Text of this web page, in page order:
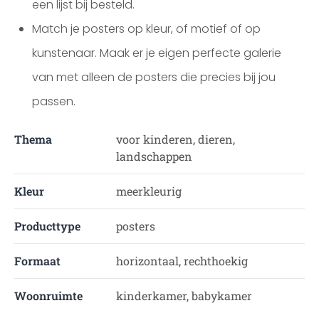
een lijst bij besteld.
Match je posters op kleur, of motief of op
kunstenaar. Maak er je eigen perfecte galerie
van met alleen de posters die precies bij jou
passen.
Thema
voor kinderen, dieren,
landschappen
Kleur meerkleurig
Producttype posters
Formaat horizontaal, rechthoekig
Woonruimte kinderkamer, babykamer